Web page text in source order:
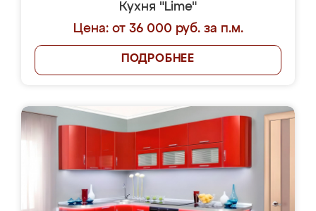
Кухня "Lime"
Цена: от 36 000 руб. за п.м.
ПОДРОБНЕЕ